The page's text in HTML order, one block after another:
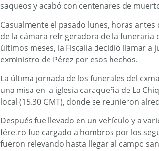
saqueos y acabó con centenares de
Casualmente el pasado lunes, horas
de la cámara refrigeradora de la funeraria
últimos meses, la Fiscalía decidió llamar a
exministro de Pérez por esos hechos.
La última jornada de los funerales del
una misa en la iglesia caraqueña de La
local (15.30 GMT), donde se reunieron
Después fue llevado en un vehículo y a
féretro fue cargado a hombros por los
fueron relevando hasta llegar al campo